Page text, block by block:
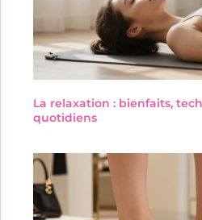
La relaxation : bienfaits,
quotidiens